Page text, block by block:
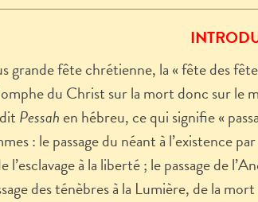
grande fête chrétienne, la « fête des
du Christ sur la mort donc sur le
Pessah en hébreu, ce qui signifie «
: le passage du néant à l’existence
l’esclavage à la liberté ; le passage de
des ténèbres à la Lumière, de la